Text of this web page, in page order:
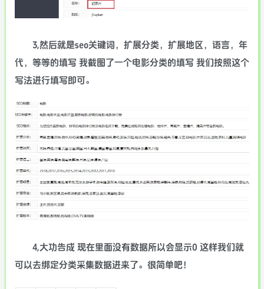
3,然后就是seo关键词，扩展分类，扩展地区，语言，年
代，等等的填写 我截图了一个电影分类的填写 我们按照这个
写法进行填写即可。
4,大功告成 现在里面没有数据所以会显示0 这样我们就
可以去绑定分类采集数据进来了。很简单吧！